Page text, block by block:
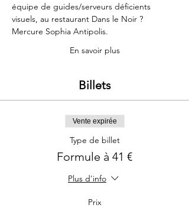
équipe de guides/serveurs déficients
visuels, au restaurant Dans le Noir ?
Mercure Sophia Antipolis.
En savoir plus
Billets
Vente expirée
Type de billet
Formule à 41 €
Plus d'info
Prix